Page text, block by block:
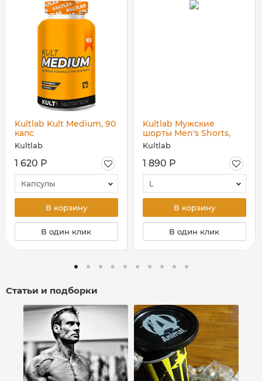
Kultlab Kult Medium, 90
капс
Kultlab
1 620 Р
Капсулы
В корзину
В один клик
Kultlab Мужские
шорты Men's Shorts,
пыльная роза
Kultlab
1 890 Р
L
В корзину
В один клик
Статьи и подборки